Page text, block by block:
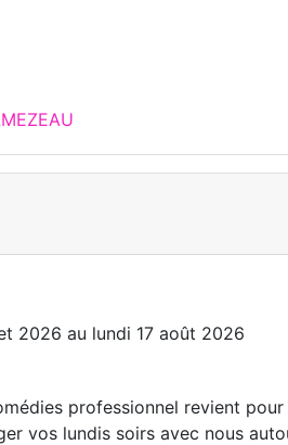
2026 au lundi 17 août 2026
professionnel revient
vos lundis soirs avec nous